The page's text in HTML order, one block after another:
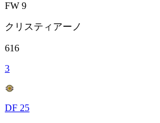
FW 9
クリスティアーノ
616
3
DF 25